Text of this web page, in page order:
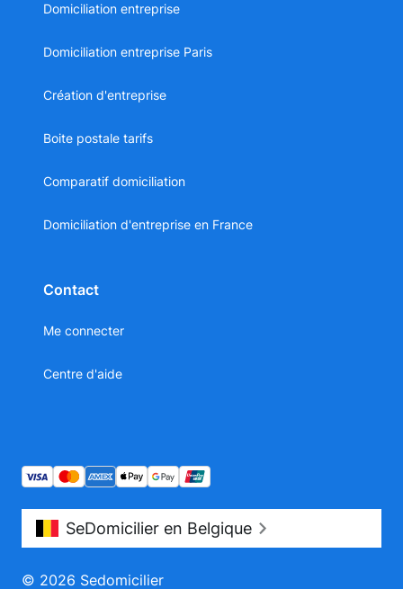
Domiciliation entreprise
Domiciliation entreprise Paris
Création d'entreprise
Boite postale tarifs
Comparatif domiciliation
Domiciliation d'entreprise en France
Contact
Me connecter
Centre d'aide
© 2026 Sedomicilier
SeDomicilier en Belgique